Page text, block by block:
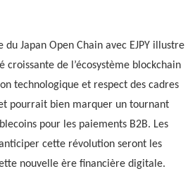
du Japan Open Chain avec EJPY illustre
de l’écosystème blockchain
technologique et respect des cadres
pourrait bien marquer un tournant
pour les paiements B2B. Les
cette révolution seront les
nouvelle ère financière digitale.